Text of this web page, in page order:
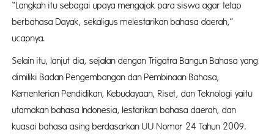
“Langkah itu sebagai upaya mengajak para siswa agar tetap
berbahasa Dayak, sekaligus melestarikan bahasa daerah,”
ucapnya.
Selain itu, lanjut dia, sejalan dengan Trigatra Bangun Bahasa yang
dimiliki Badan Pengembangan dan Pembinaan Bahasa,
Kementerian Pendidikan, Kebudayaan, Riset, dan Teknologi yaitu
utamakan bahasa Indonesia, lestarikan bahasa daerah, dan
kuasai bahasa asing berdasarkan UU Nomor 24 Tahun 2009.